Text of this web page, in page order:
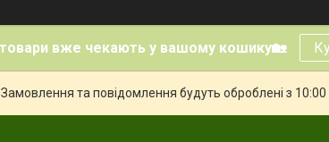
вже чекають у вашому кошику🏡
та повідомлення будуть оброблені з